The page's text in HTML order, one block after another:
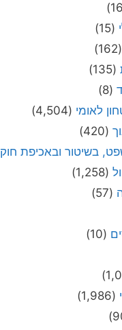
(15)
(162)
(135)
(8)
לאומי (4,504)
(420)
בשיטור ובאכיפת חוק
(1,258)
(57)
(10)
(1,986)